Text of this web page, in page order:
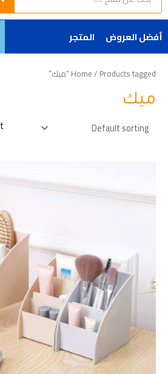
أفضل العروض المتجر
Home/ Products tagged “ميك”
ميك